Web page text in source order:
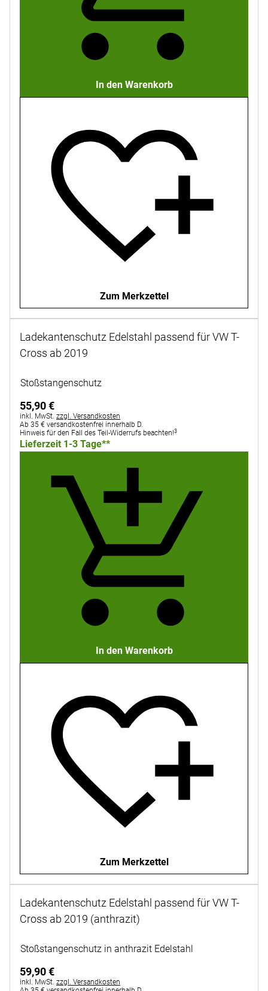
In den Warenkorb
Zum Merkzettel
Ladekantenschutz Edelstahl passend für VW T-
Cross ab 2019
Stoßstangenschutz
55,90€
Steuerhinweis:
inkl. MwSt. zzgl. Versandkosten
Ab 35 € versandkostenfrei innerhalb D.
Hinweis für den Fall des Teil-Widerrufs beachten!3
Lieferzeit 1-3 Tage**
In den Warenkorb
Zum Merkzettel
Ladekantenschutz Edelstahl passend für VW T-
Cross ab 2019 (anthrazit)
Stoßstangenschutz in anthrazit Edelstahl
59,90€
Steuerhinweis:
inkl. MwSt. zzgl. Versandkosten